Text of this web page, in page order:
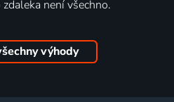
není všechno.
výhody